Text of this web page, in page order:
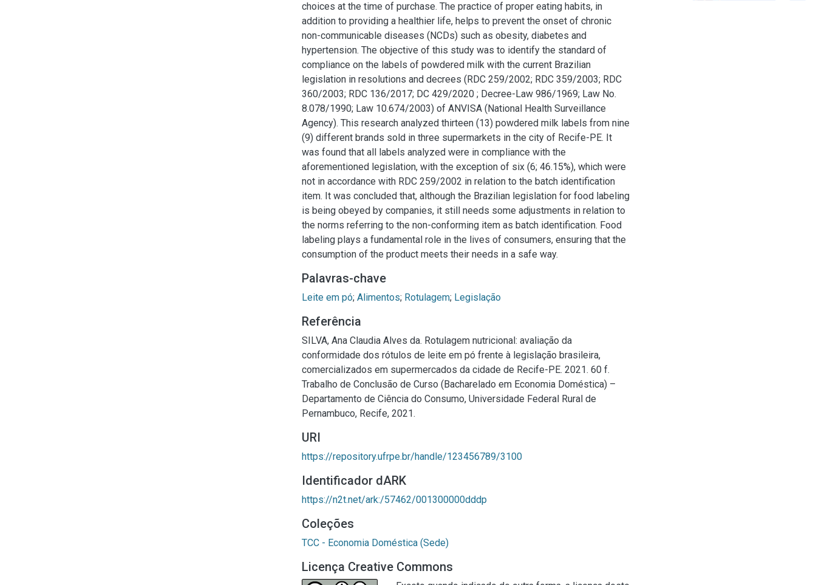
choices at the time of purchase. The practice of proper eating habits, in
addition to providing a healthier life, helps to prevent the onset of chronic
non-communicable diseases (NCDs) such as obesity, diabetes and
hypertension. The objective of this study was to identify the standard of
compliance on the labels of powdered milk with the current Brazilian
legislation in resolutions and decrees (RDC 259/2002; RDC 359/2003; RDC
360/2003; RDC 136/2017; DC 429/2020 ; Decree-Law 986/1969; Law No.
8.078/1990; Law 10.674/2003) of ANVISA (National Health Surveillance
Agency). This research analyzed thirteen (13) powdered milk labels from nine
(9) different brands sold in three supermarkets in the city of Recife-PE. It
was found that all labels analyzed were in compliance with the
aforementioned legislation, with the exception of six (6; 46.15%), which were
not in accordance with RDC 259/2002 in relation to the batch identification
item. It was concluded that, although the Brazilian legislation for food labeling
is being obeyed by companies, it still needs some adjustments in relation to
the norms referring to the non-conforming item as batch identification. Food
labeling plays a fundamental role in the lives of consumers, ensuring that the
consumption of the product meets their needs in a safe way.
Palavras-chave
Leite em pó; Alimentos; Rotulagem; Legislação
Referência
SILVA, Ana Claudia Alves da. Rotulagem nutricional: avaliação da
conformidade dos rótulos de leite em pó frente à legislação brasileira,
comercializados em supermercados da cidade de Recife-PE. 2021. 60 f.
Trabalho de Conclusão de Curso (Bacharelado em Economia Doméstica) –
Departamento de Ciência do Consumo, Universidade Federal Rural de
Pernambuco, Recife, 2021.
URI
https://repository.ufrpe.br/handle/123456789/3100
Identificador dARK
https://n2t.net/ark:/57462/001300000dddp
Coleções
TCC - Economia Doméstica (Sede)
Licença Creative Commons